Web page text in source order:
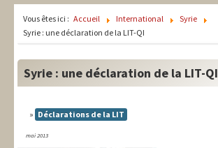
Europe
International
Vous êtes ici : Accueil International
Syrie
Syrie : une déclaration de la LIT-QI
Syrie : une déclaration de la LIT-QI
Déclarations de la LIT
mai 2013